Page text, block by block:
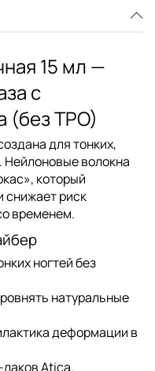
15 мл —
с
TPO)
для тонких,
Нейлоновые волокна
который
снижает риск
временем.
ногтей без
натуральные
деформации в
лаков Atica.